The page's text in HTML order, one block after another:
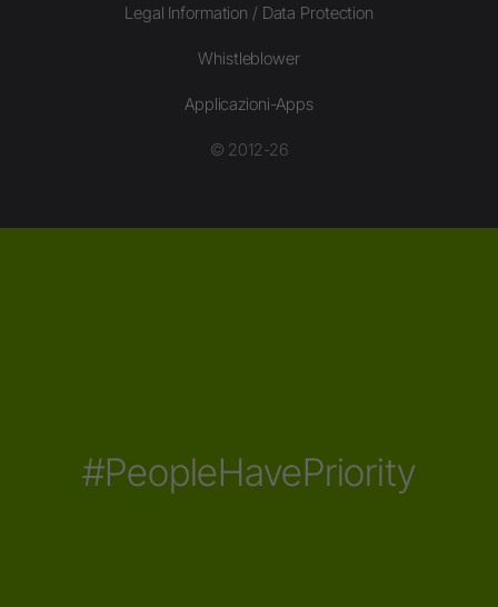
Legal Information / Data Protection
Whistleblower
Applicazioni-Apps
© 2012-26
#PeopleHavePriority